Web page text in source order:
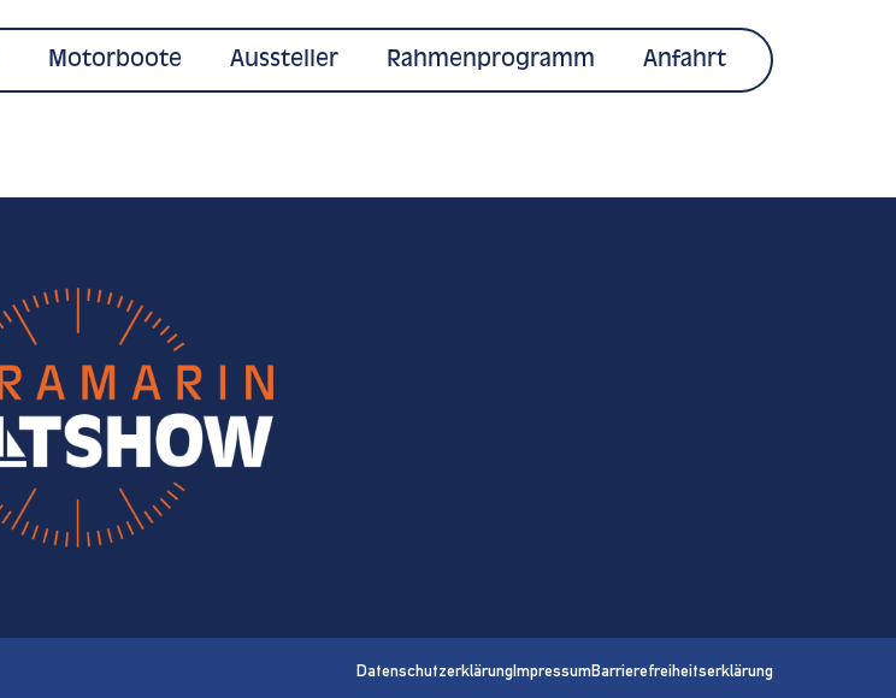
Motorboote Aussteller Rahmenprogramm Anfahrt
DatenschutzerklärungImpressumBarrierefreiheitserklärung